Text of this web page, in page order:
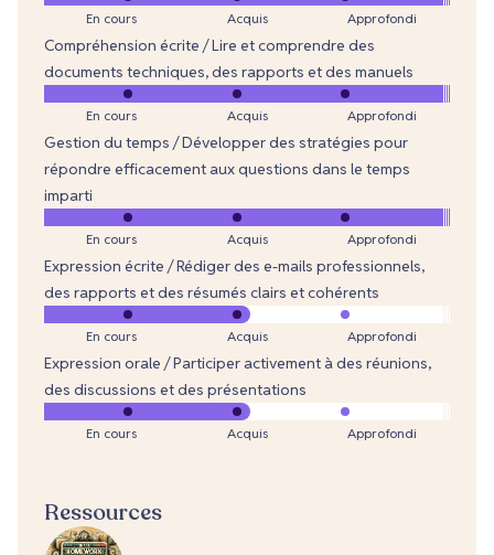
En cours Acquis Approfondi
Compréhension écrite / Lire et comprendre des
documents techniques, des rapports et des manuels
En cours Acquis Approfondi
Gestion du temps / Développer des stratégies pour
répondre efficacement aux questions dans le temps
imparti
En cours Acquis Approfondi
Expression écrite / Rédiger des e-mails professionnels,
des rapports et des résumés clairs et cohérents
En cours Acquis Approfondi
Expression orale / Participer activement à des réunions,
des discussions et des présentations
En cours Acquis Approfondi
Ressources